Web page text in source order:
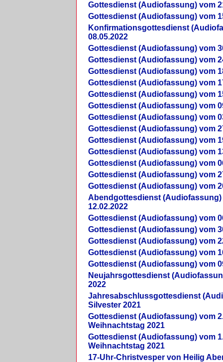
Gottesdienst (Audiofassung) vom
Gottesdienst (Audiofassung) vom
Konfirmationsgottesdienst
08.05.2022
Gottesdienst (Audiofassung) vom
Gottesdienst (Audiofassung) vom
Gottesdienst (Audiofassung) vom
Gottesdienst (Audiofassung) vom
Gottesdienst (Audiofassung) vom
Gottesdienst (Audiofassung) vom
Gottesdienst (Audiofassung) vom
Gottesdienst (Audiofassung) vom
Gottesdienst (Audiofassung) vom
Gottesdienst (Audiofassung) vom
Gottesdienst (Audiofassung) vom
Gottesdienst (Audiofassung) vom
Gottesdienst (Audiofassung) vom
Abendgottesdienst (Audiofassung)
12.02.2022
Gottesdienst (Audiofassung) vom
Gottesdienst (Audiofassung) vom
Gottesdienst (Audiofassung) vom
Gottesdienst (Audiofassung) vom
Gottesdienst (Audiofassung) vom
Neujahrsgottesdienst
2022
Jahresabschlussgottesdienst
Silvester 2021
Gottesdienst (Audiofassung) vom
Weihnachtstag 2021
Gottesdienst (Audiofassung) vom
Weihnachtstag 2021
17-Uhr-Christvesper von Heilig